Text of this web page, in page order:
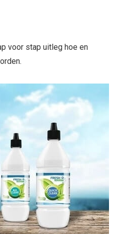
voor stap uitleg hoe en